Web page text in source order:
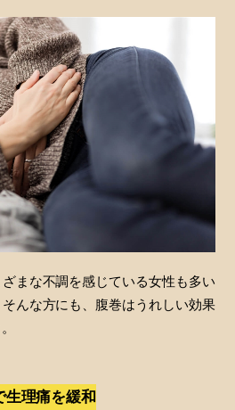
まな不調を感じている女性も多い
んな方にも、腹巻はうれしい効果
生理痛を緩和